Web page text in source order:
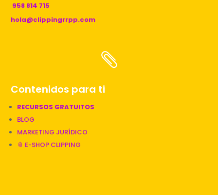
958 814 715
hola@clippingrrpp.com

Contenidos para ti
RECURSOS GRATUITOS
BLOG
MARKETING JURÍDICO
📎 E-SHOP CLIPPING